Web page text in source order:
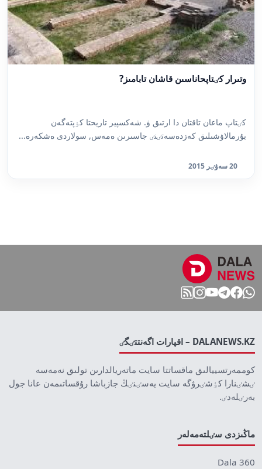
وتىرار كٸتاپحاناسىن قاشان تابامىز?
كٸتاپ ماعان تاقتان دا ارتىق ۋ. شەكسپير تاريحتا كٶپتەگەن
بۇرمالاۋشىلىق كەزدەسەتٸنٸ جاسىرىن ەمەس, سولاردى ەشكەرە...
20 سەۋٸر 2015
DALANEWS.KZ – اقپارات اگەنتتٸگٸ
كوممەرتسييالىق ماقساتتا سايت ماتەريالدارىن تولىق نەمەسە
ٸشٸنارا كٶشٸرۋگە سايت يەسٸنٸڭ جازباشا رۇقساتىمەن عانا جول
بەرٸلەدٸ.
ماڭىزدى سٸلتەمەلەر
Dala 360